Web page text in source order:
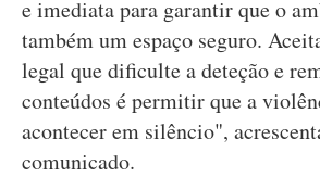
e imediata para garantir que o
também um espaço seguro.
legal que dificulte a deteção e
conteúdos é permitir que a
acontecer em silêncio",
comunicado.